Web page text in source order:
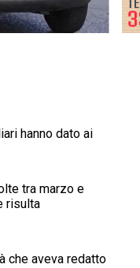
hanno dato ai
tra marzo e
risulta
che aveva redatto